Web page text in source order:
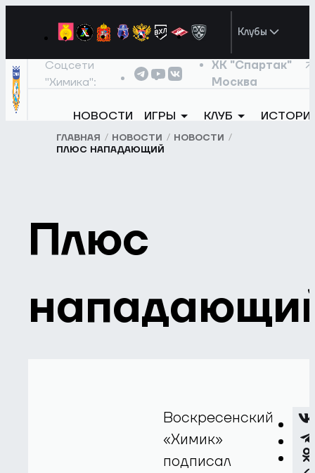
Клубы
Соцсети
"Химика":
ХК "Спартак"
Москва
НОВОСТИ ИГРЫ КЛУБ
ГЛАВНАЯ НОВОСТИ
НОВОСТИ
ПЛЮС НАПАДАЮЩИЙ
Плюс
Воскресенский
«Химик»
подписал